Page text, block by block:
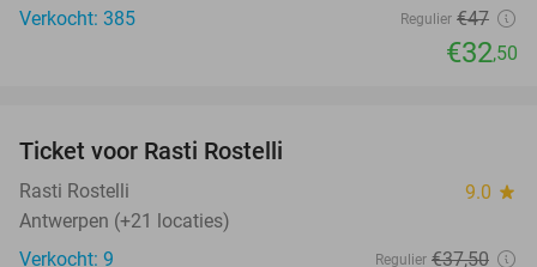
Verkocht: 385 Regulier €47
€32,50
TODAY
Ticket voor Rasti Rostelli
Rasti Rostelli 9.0 star
Antwerpen (+21 locaties)
Verkocht: 9
Regulier €37,50